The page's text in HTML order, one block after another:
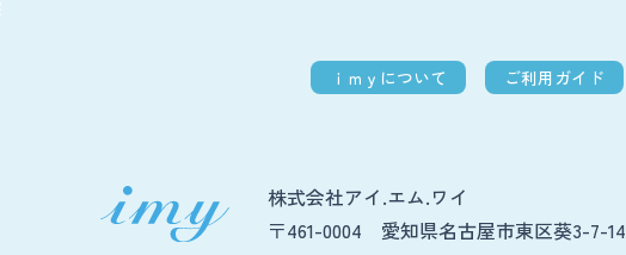
ｉｍｙについて ご利用ガイド
株式会社アイ.エム.ワイ
〒461-0004 愛知県名古屋市東区葵3-7-14